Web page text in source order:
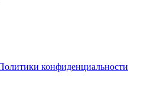
конфиденциальности